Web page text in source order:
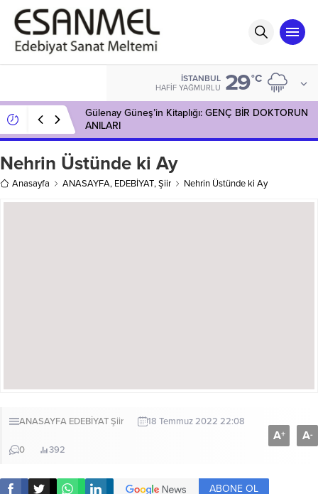
İSTANBUL
HAFIF YAĞMURLU 29°C
Gülenay Güneş’in Kitaplığı: GENÇ BİR DOKTORUN
ANILARI
Nehrin Üstünde ki Ay
Anasayfa ANASAYFA, EDEBİYAT,Şiir Nehrin Üstünde ki Ay
ANASAYFA EDEBİYATŞiir 18 Temmuz 2022 22:08
0 392
A+ A-
ABONE OL